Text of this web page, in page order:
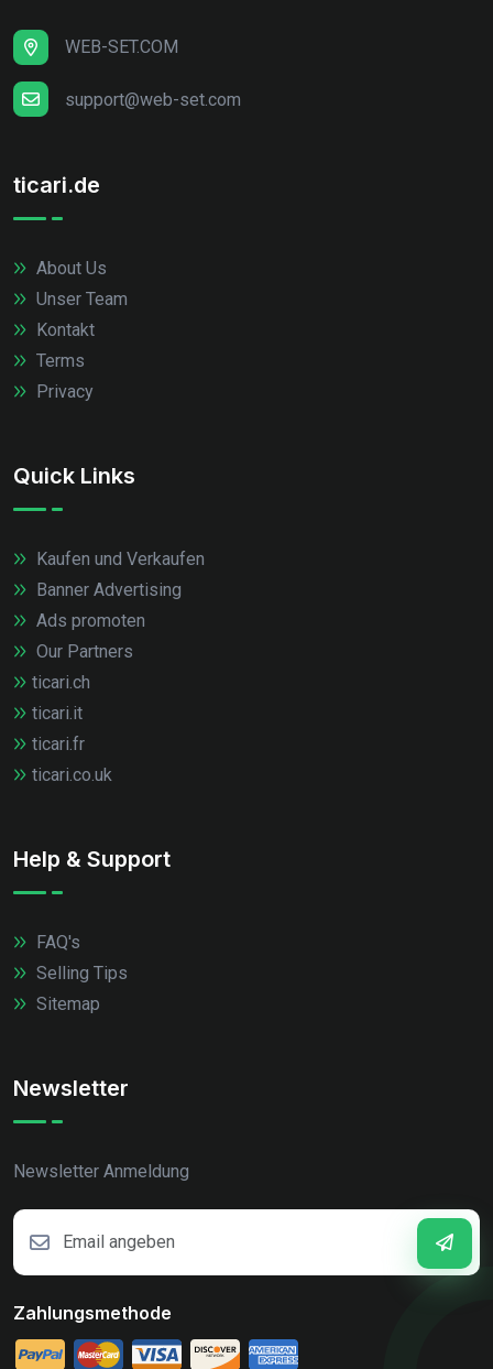
WEB-SET.COM
support@web-set.com
ticari.de
About Us
Unser Team
Kontakt
Terms
Privacy
Quick Links
Kaufen und Verkaufen
Banner Advertising
Ads promoten
Our Partners
ticari.ch
ticari.it
ticari.fr
ticari.co.uk
Help & Support
FAQ's
Selling Tips
Sitemap
Newsletter
Newsletter Anmeldung
Zahlungsmethode